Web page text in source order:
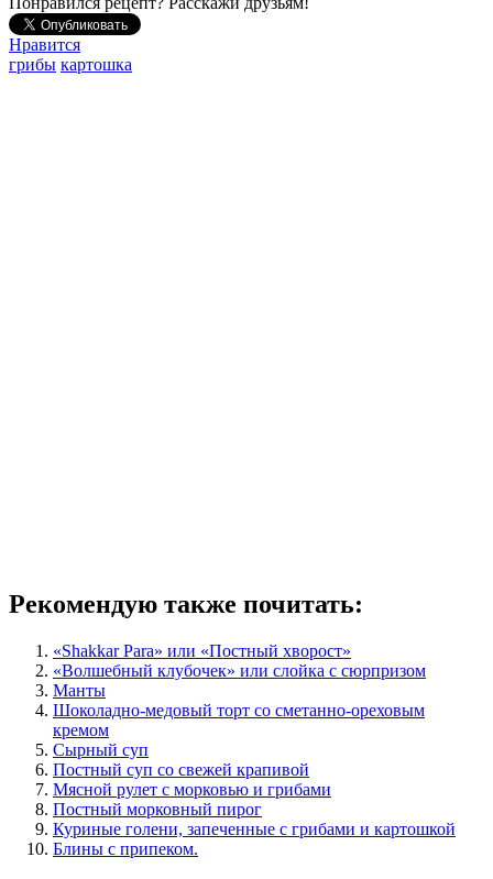
Нравится
грибы картошка
Рекомендую также почитать:
«Shakkar Para» или «Постный хворост»
«Волшебный клубочек» или слойка с сюрпризом
Манты
Шоколадно-медовый торт со сметанно-ореховым
кремом
Сырный суп
Постный суп со свежей крапивой
Мясной рулет с морковью и грибами
Постный морковный пирог
Куриные голени, запеченные с грибами и картошкой
Блины с припеком.